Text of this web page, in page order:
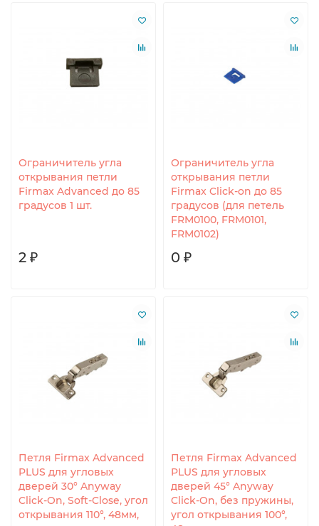
Ограничитель угла
открывания петли
Firmax Advanced до 85
градусов 1 шт.
2 ₽
Ограничитель угла
открывания петли
Firmax Click-on до 85
градусов (для петель
FRM0100, FRM0101,
FRM0102)
0 ₽
Петля Firmax Advanced
PLUS для угловых
дверей 30° Anyway
Click-On, Soft-Close, угол
открывания 110°, 48мм,
Петля Firmax Advanced
PLUS для угловых
дверей 45° Anyway
Click-On, без пружины,
угол открывания 100°,